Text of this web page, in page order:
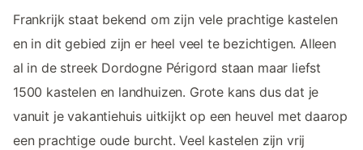
Frankrijk staat bekend om zijn vele prachtige kastelen
en in dit gebied zijn er heel veel te bezichtigen. Alleen
al in de streek Dordogne Périgord staan maar liefst
1500 kastelen en landhuizen. Grote kans dus dat je
vanuit je vakantiehuis uitkijkt op een heuvel met daarop
een prachtige oude burcht. Veel kastelen zijn vrij